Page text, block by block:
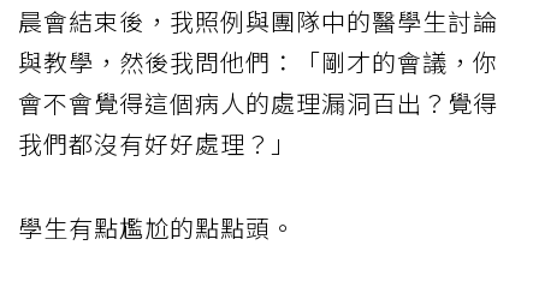
晨會結束後，我照例與團隊中的醫學生討論
與教學，然後我問他們：「剛才的會議，你
會不會覺得這個病人的處理漏洞百出？覺得
我們都沒有好好處理？」
學生有點尷尬的點點頭。